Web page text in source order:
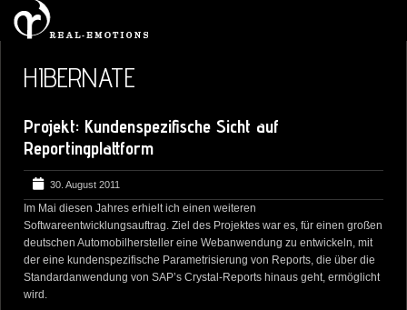
DEVELOPMENT
FOTOGRAFIE
ÜBER MICH
NEUIGKEITEN
BLOG
KONTAKT
HIBERNATE
Projekt: Kundenspezifische Sicht auf
Reportingplattform
30. August 2011
Im Mai diesen Jahres erhielt ich einen weiteren
Softwareentwicklungsauftrag. Ziel des Projektes war es, für einen großen
deutschen Automobilhersteller eine Webanwendung zu entwickeln, mit
der eine kundenspezifische Parametrisierung von Reports, die über die
Standardanwendung von SAP’s Crystal-Reports hinaus geht, ermöglicht
wird.